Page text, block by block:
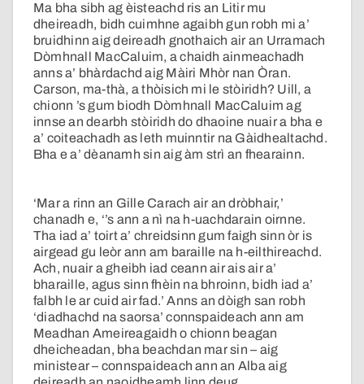
Ma bha sibh ag èisteachd ris an Litir mu
dheireadh, bidh cuimhne agaibh gun robh mi a’
bruidhinn aig deireadh gnothaich air an Urramach
Dòmhnall MacCaluim, a chaidh ainmeachadh
anns a’ bhàrdachd aig Màiri Mhòr nan Òran.
Carson, ma-thà, a thòisich mi le stòiridh? Uill, a
chionn ’s gum biodh Dòmhnall MacCaluim ag
innse an dearbh stòiridh do dhaoine nuair a bha e
a’ coiteachadh as leth muinntir na Gàidhealtachd.
Bha e a’ dèanamh sin aig àm strì an fhearainn.
‘Mar a rinn an Gille Carach air an dròbhair,’
chanadh e, ‘’s ann a nì na h-uachdarain oirnne.
Tha iad a’ toirt a’ chreidsinn gum faigh sinn òr is
airgead gu leòr ann am baraille na h-eilthireachd.
Ach, nuair a gheibh iad ceann air ais air a’
bharaille, agus sinn fhèin na bhroinn, bidh iad a’
falbh le ar cuid air fad.’ Anns an dòigh san robh
‘diadhachd na saorsa’ connspaideach ann am
Meadhan Ameireagaidh o chionn beagan
dheicheadan, bha beachdan mar sin – aig
ministear – connspaideach ann an Alba aig